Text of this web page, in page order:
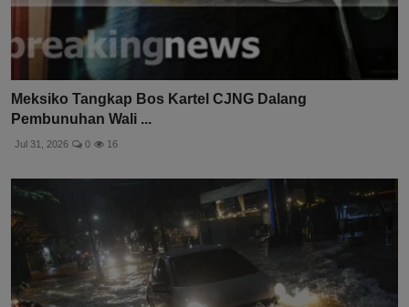
Meksiko Tangkap Bos Kartel CJNG Dalang
Pembunuhan Wali ...
Jul 31, 2026 0 16